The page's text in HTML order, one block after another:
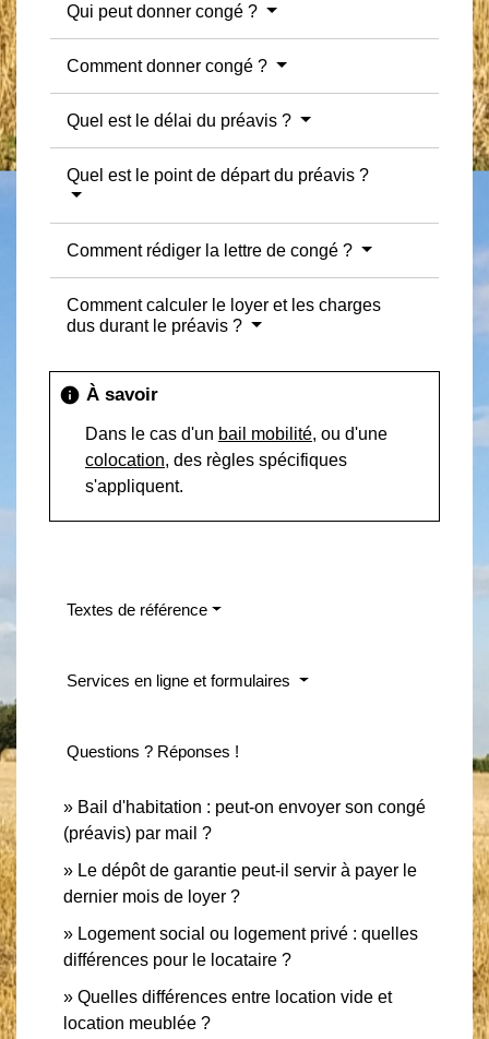
Qui peut donner congé ?
Comment donner congé ?
Quel est le délai du préavis ?
Quel est le point de départ du préavis ?
Comment rédiger la lettre de congé ?
Comment calculer le loyer et les charges
dus durant le préavis ?
info À savoir
Dans le cas d'un bail mobilité, ou d'une
colocation, des règles spécifiques
s'appliquent.
Textes de référence
Services en ligne et formulaires
Questions ? Réponses !
Bail d'habitation : peut-on envoyer son congé
(préavis) par mail ?
Le dépôt de garantie peut-il servir à payer le
dernier mois de loyer ?
Logement social ou logement privé : quelles
différences pour le locataire ?
Quelles différences entre location vide et
location meublée ?